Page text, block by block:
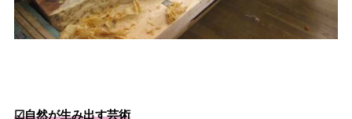
☑︎自然が生み出す芸術